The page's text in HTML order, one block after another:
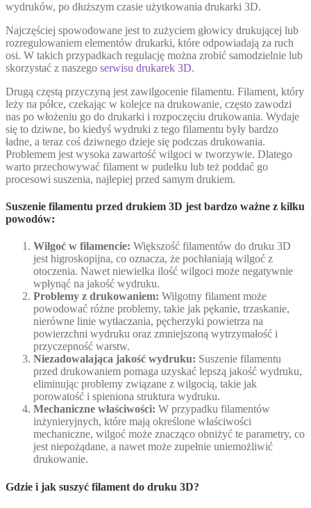
wydruków, po dłuższym czasie użytkowania drukarki 3D.
Najczęściej spowodowane jest to zużyciem głowicy drukującej lub
rozregulowaniem elementów drukarki, które odpowiadają za ruch
osi. W takich przypadkach regulację można zrobić samodzielnie lub
skorzystać z naszego serwisu drukarek 3D.
Drugą częstą przyczyną jest zawilgocenie filamentu. Filament, który
leży na półce, czekając w kolejce na drukowanie, często zawodzi
nas po włożeniu go do drukarki i rozpoczęciu drukowania. Wydaje
się to dziwne, bo kiedyś wydruki z tego filamentu były bardzo
ładne, a teraz coś dziwnego dzieje się podczas drukowania.
Problemem jest wysoka zawartość wilgoci w tworzywie. Dlatego
warto przechowywać filament w pudełku lub też poddać go
procesowi suszenia, najlepiej przed samym drukiem.
Suszenie filamentu przed drukiem 3D jest bardzo ważne z kilku
powodów:
Wilgoć w filamencie: Większość filamentów do druku 3D
jest higroskopijna, co oznacza, że pochłaniają wilgoć z
otoczenia. Nawet niewielka ilość wilgoci może negatywnie
wpłynąć na jakość wydruku.
Problemy z drukowaniem: Wilgotny filament może
powodować różne problemy, takie jak pękanie, trzaskanie,
nierówne linie wytłaczania, pęcherzyki powietrza na
powierzchni wydruku oraz zmniejszoną wytrzymałość i
przyczepność warstw.
Niezadowalająca jakość wydruku: Suszenie filamentu
przed drukowaniem pomaga uzyskać lepszą jakość wydruku,
eliminując problemy związane z wilgocią, takie jak
porowatość i spieniona struktura wydruku.
Mechaniczne właściwości: W przypadku filamentów
inżynieryjnych, które mają określone właściwości
mechaniczne, wilgoć może znacząco obniżyć te parametry, co
jest niepożądane, a nawet może zupełnie uniemożliwić
drukowanie.
Gdzie i jak suszyć filament do druku 3D?